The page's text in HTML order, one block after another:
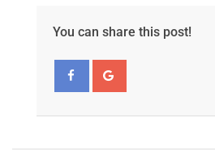
You can share this post!